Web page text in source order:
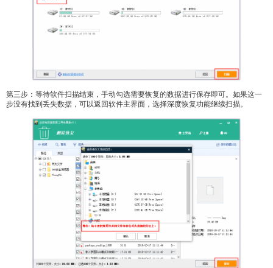
第三步：等待软件扫描结束，手动勾选需要恢复的数据进行保存即可。如果这一
步没有找到丢失数据，可以返回软件主界面，选择深度恢复功能继续扫描。